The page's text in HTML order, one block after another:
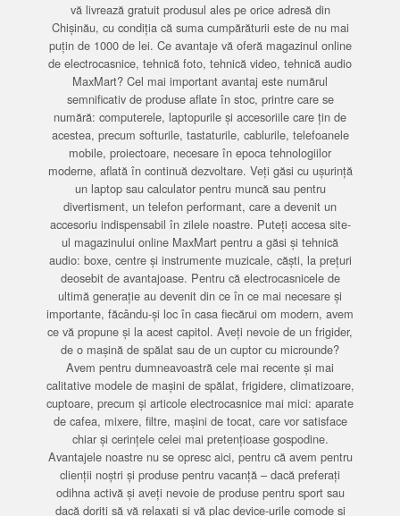
vă livrează gratuit produsul ales pe orice adresă din
Chișinău, cu condiția că suma cumpărăturii este de nu mai
puțin de 1000 de lei. Ce avantaje vă oferă magazinul online
de electrocasnice, tehnică foto, tehnică video, tehnică audio
MaxMart? Cel mai important avantaj este numărul
semnificativ de produse aflate în stoc, printre care se
numără: computerele, laptopurile și accesoriile care țin de
acestea, precum softurile, tastaturile, cablurile, telefoanele
mobile, proiectoare, necesare în epoca tehnologiilor
moderne, aflată în continuă dezvoltare. Veți găsi cu ușurință
un laptop sau calculator pentru muncă sau pentru
divertisment, un telefon performant, care a devenit un
accesoriu indispensabil în zilele noastre. Puteți accesa site-
ul magazinului online MaxMart pentru a găsi și tehnică
audio: boxe, centre și instrumente muzicale, căști, la prețuri
deosebit de avantajoase. Pentru că electrocasnicele de
ultimă generație au devenit din ce în ce mai necesare și
importante, făcându-și loc în casa fiecărui om modern, avem
ce vă propune și la acest capitol. Aveți nevoie de un frigider,
de o mașină de spălat sau de un cuptor cu microunde?
Avem pentru dumneavoastră cele mai recente și mai
calitative modele de mașini de spălat, frigidere, climatizoare,
cuptoare, precum și articole electrocasnice mai mici: aparate
de cafea, mixere, filtre, mașini de tocat, care vor satisface
chiar și cerințele celei mai pretențioase gospodine.
Avantajele noastre nu se opresc aici, pentru că avem pentru
clienții noștri și produse pentru vacanță – dacă preferați
odihna activă și aveți nevoie de produse pentru sport sau
dacă doriți să vă relaxați și vă plac device-urile comode și